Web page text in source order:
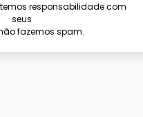
responsabilidade com
seus
fazemos spam.